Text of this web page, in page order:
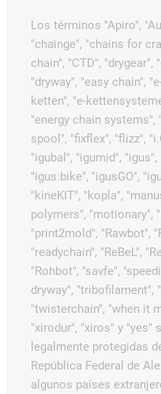
Los términos "Apiro",
"chainge", "chains for
chain", "CTD", "drygear",
"dryway", "easy chain",
ketten", "e-
"energy chain systems",
spool", "fixflex", "flizz",
"igubal", "igumid",
"igus:bike", "igusGO",
"kineKIT", "kopla",
polymers", "motionary",
"print2mold", "Rawbot",
"readychain", "ReBeL",
"Rohbot", "savfe",
dryway", "tribofilament",
"twisterchain", "when it
"xirodur", "xiros" y "yes"
legalmente protegidas
República Federal de
algunos países